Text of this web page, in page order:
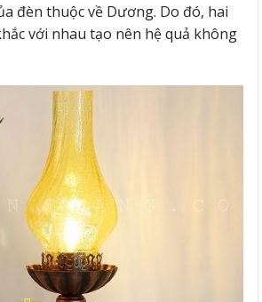
đèn thuộc về Dương. Do đó, hai
với nhau tạo nên hệ quả không